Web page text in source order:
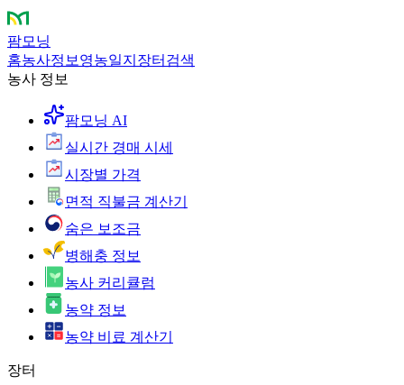
팜모닝
홈농사정보 영농일지 장터 검색
농사 정보
팜모닝 AI
실시간 경매 시세
시장별 가격
면적 직불금 계산기
숨은 보조금
병해충 정보
농사 커리큘럼
농약 정보
농약 비료 계산기
장터